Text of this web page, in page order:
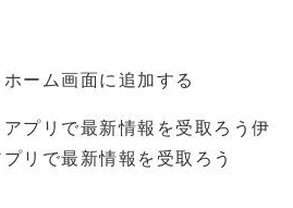
ホーム画面に追加する
プリで最新情報を受取ろう伊
リで最新情報を受取ろう